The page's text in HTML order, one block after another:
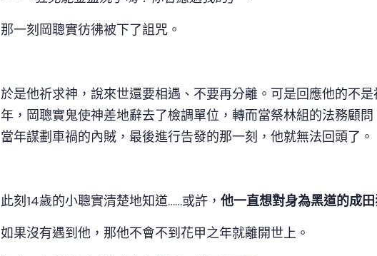
那一刻岡聰實彷彿被下了詛咒。
於是他祈求神，說來世還要相遇、不要再分離。可是回應他的不
年，岡聰實鬼使神差地辭去了檢調單位，轉而當祭林組的法務顧
當年謀劃車禍的內賊，最後進行告發的那一刻，他就無法回頭了。
此刻14歲的小聰實清楚地知道……或許，他一直想對身為黑道的成
如果沒有遇到他，那他不會不到花甲之年就離開世上。